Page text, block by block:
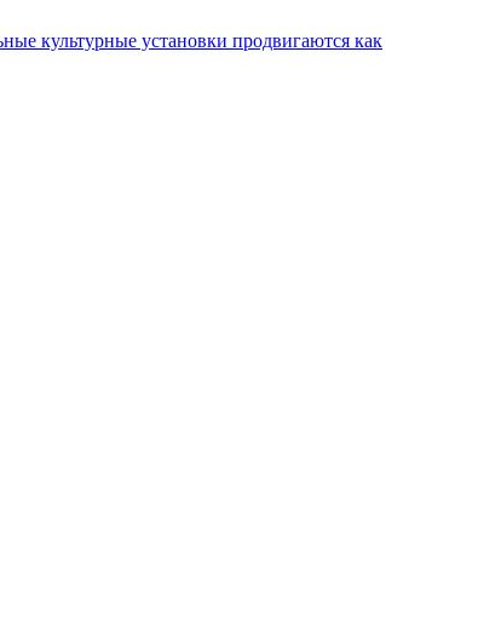
культурные установки продвигаются как